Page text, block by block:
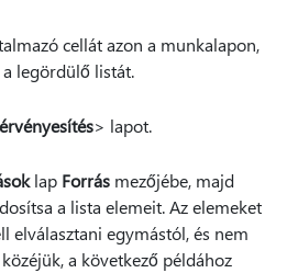
cellát azon a munkalapon,
legördülő listát.
> lapot.
lap Forrás mezőjébe, majd
a lista elemeit. Az elemeket
elválasztani egymástól, és nem
a következő példához